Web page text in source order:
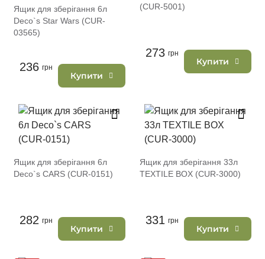
Ящик для зберігання 6л
Deco`s Star Wars (CUR-
03565)
236 грн
Купити
(CUR-5001)
273 грн
Купити
Ящик для зберігання 6л
Deco`s CARS (CUR-0151)
282 грн
Купити
Ящик для зберігання 33л
TEXTILE BOX (CUR-3000)
331 грн
Купити